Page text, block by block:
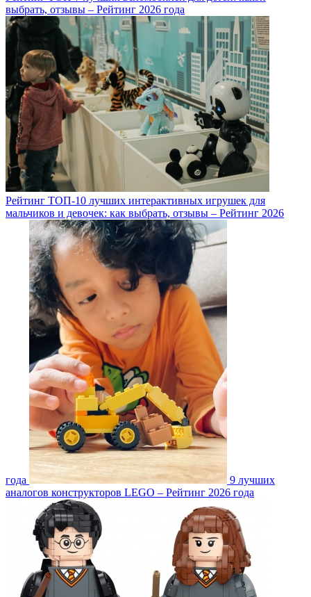
выбрать, отзывы – Рейтинг 2026 года
Рейтинг ТОП-10 лучших интерактивных игрушек для
мальчиков и девочек: как выбрать, отзывы – Рейтинг 2026
года
9 лучших
аналогов конструкторов LEGO – Рейтинг 2026 года